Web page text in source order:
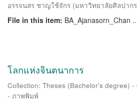
อรรจนสร ชาญใช้จักร (มหาวิทยาลัยศิลปากร
File in this item: BA_Ajanasorn_Chan
โลกแห่งจินตนาการ
Collection: Theses (Bachelor's degree)
- ภาพพิมพ์